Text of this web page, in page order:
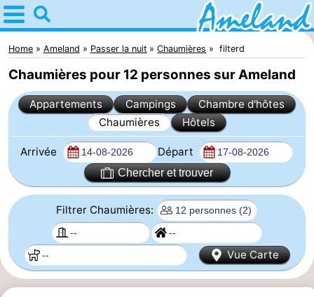
Home
Ameland
Astuces
Avec
enfants
Nature
Passer
nuit
Appartements
Home Ameland Passer la nuit Chaumières filterd
Chaumières pour 12 personnes sur Ameland
Appartements Campings
Chambre d'hôtes
Chaumières
Hôtels
Arrivée Départ
Chercher et trouver
Filtrer Chaumières:
Vue Carte